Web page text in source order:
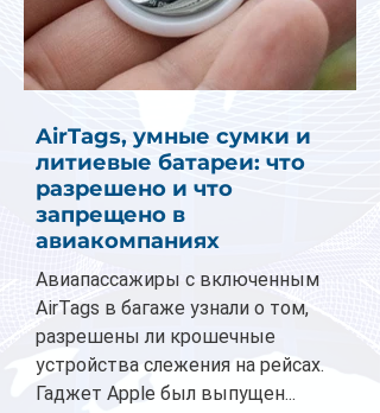
AirTags, умные сумки и
литиевые батареи: что
разрешено и что
запрещено в
авиакомпаниях
Авиапассажиры с включенным
AirTags в багаже узнали о том,
разрешены ли крошечные
устройства слежения на рейсах.
Гаджет Apple был выпущен...